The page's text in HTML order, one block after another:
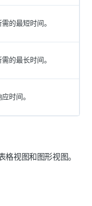
的最短时间。
的最长时间。
时间。
格视图和图形视图。